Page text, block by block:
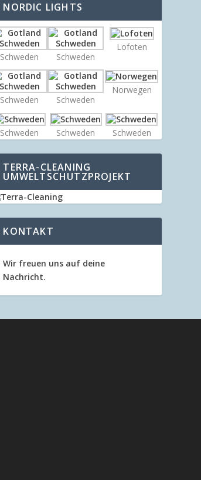
NORDIC LIGHTS
Schweden Schweden
Lofoten
Schweden Schweden
Norwegen
Schweden Schweden Schweden
TERRA-CLEANING
UMWELTSCHUTZPROJEKT
KONTAKT
Wir freuen uns auf deine
Nachricht.